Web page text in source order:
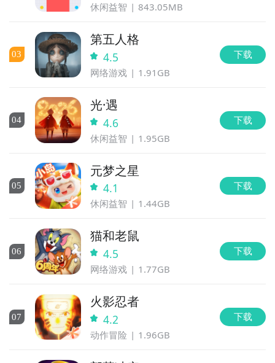
休闲益智 843.05MB
03
第五人格
4.5
网络游戏 1.91GB
下载
04
光·遇
4.6
休闲益智 1.95GB
下载
05
元梦之星
4.1
休闲益智 1.44GB
下载
06
猫和老鼠
4.5
网络游戏 1.77GB
下载
07
火影忍者
4.2
动作冒险 1.96GB
下载